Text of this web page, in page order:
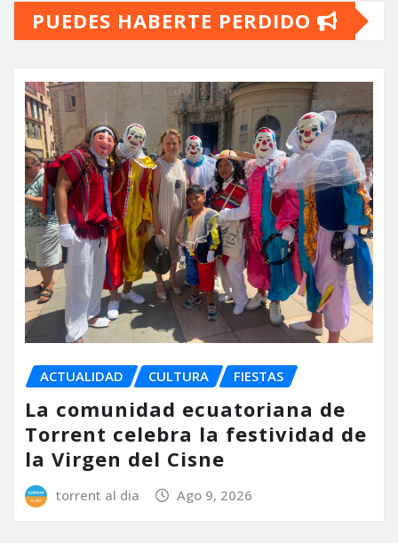
PUEDES HABERTE PERDIDO
ACTUALIDAD CULTURA FIESTAS
La comunidad ecuatoriana de
Torrent celebra la festividad de
la Virgen del Cisne
torrent al dia Ago 9, 2026